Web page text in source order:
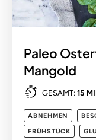
Paleo
Mangold
GESAMT: 15
ABNEHMEN
FRÜHSTÜCK